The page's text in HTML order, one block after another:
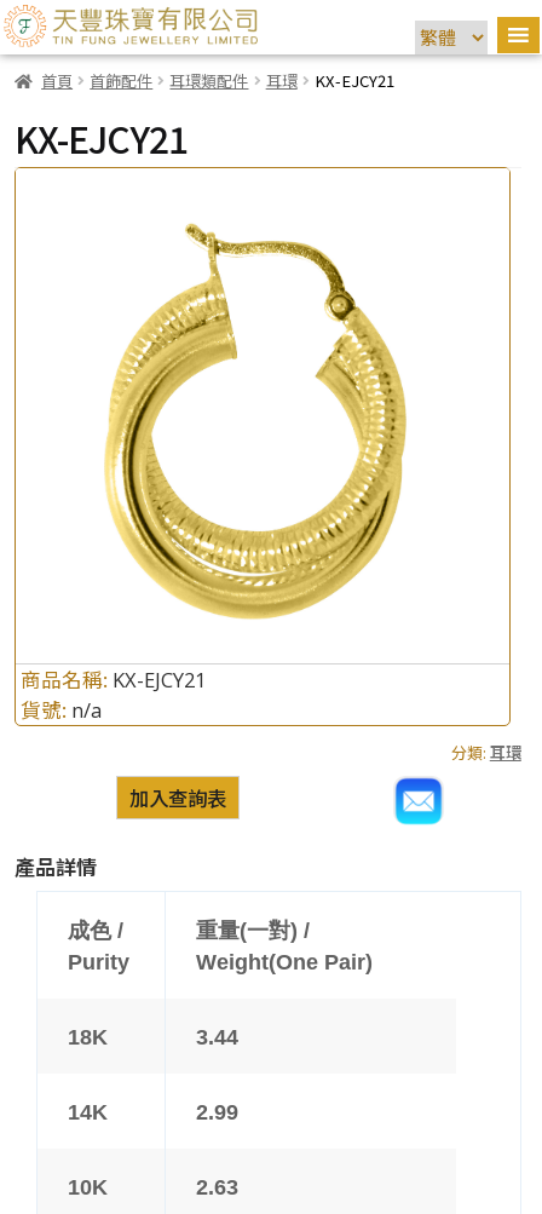
首頁 首飾配件 耳環類配件 耳環 KX-EJCY21
KX-EJCY21
商品名稱: KX-EJCY21
貨號: n/a
分類: 耳環
加入查詢表
產品詳情
成色 /
Purity
重量(一對) /
Weight(One Pair)
18K 3.44
14K 2.99
10K 2.63